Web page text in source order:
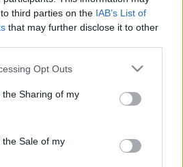
third parties on the IAB’s List of
that may further disclose it to other
app uses one or more Google
usage behaviour. You may click to
Google and its third-party tags to
purposes in below Google
Opt Outs
Sharing of my
Sale of my